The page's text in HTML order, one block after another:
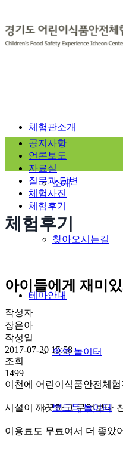
체험관소개
소개
찾아오시는길
테마안내
쑥쑥 놀이터
뽀드득 놀이터
공지사항
언론보도
자료실
질문과 답변
체험사진
체험후기
체험후기
아이들에게 재미
작성자
장은아
작성일
2017-07-20 15:58
조회
1499
이천에 어린이식품안전체
시설이 깨끗하고 무엇보다
이용료도 무료여서 더 좋았